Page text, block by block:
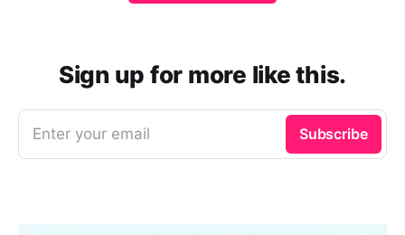
Sign up for more like this.
Enter your email Subscribe